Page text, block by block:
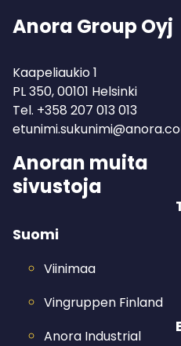
Anora Group Oyj
Kaapeliaukio 1
PL 350, 00101 Helsinki
Tel. +358 207 013 013
Anoran muita
sivustoja
Suomi
Viinimaa
Vingruppen Finland
Anora Industrial